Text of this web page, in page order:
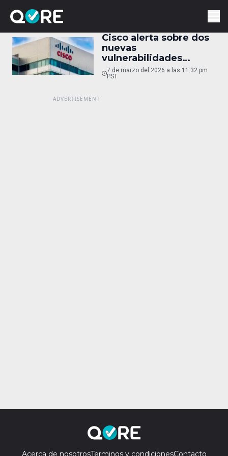
Cisco alerta sobre dos
nuevas
vulnerabilidades
explotadas en Catalyst
SD-WAN
7 de marzo del 2026 a las 11:32 pm
PST
Acerca de nosotrosTerminos y condicionesContacto